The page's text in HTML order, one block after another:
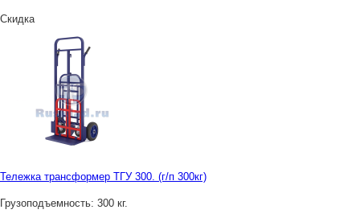
Скидка
Тележка трансформер ТГУ 300. (г/п 300кг)
Грузоподъемность: 300 кг.